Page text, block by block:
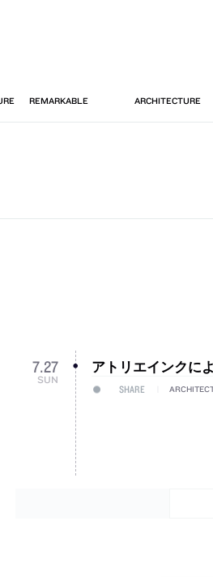
7.27
SUN
アトリエインクに
SHARE